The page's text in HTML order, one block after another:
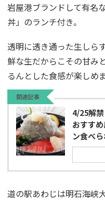
岩屋港ブランドして有名
丼」のランチ付き。
透明に透き通った生しら
鮮な生だからこその甘み
るんとした食感が楽しめま
関連記事
4/25解
おすす
ン食べ
道の駅あわじは明石海峡